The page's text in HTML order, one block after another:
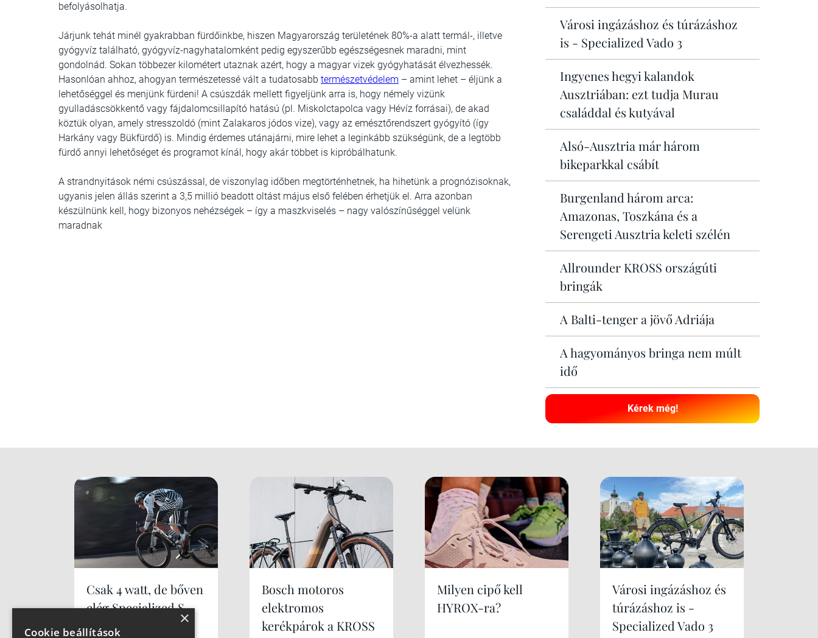
befolyásolhatja.
Járjunk tehát minél gyakrabban fürdőinkbe, hiszen Magyarország területének 80%-a alatt termál-, illetve
gyógyvíz található, gyógyvíz-nagyhatalomként pedig egyszerűbb egészségesnek maradni, mint
gondolnád. Sokan többezer kilométert utaznak azért, hogy a magyar vizek gyógyhatását élvezhessék.
Hasonlóan ahhoz, ahogyan természetessé vált a tudatosabb természetvédelem – amint lehet – éljünk a
lehetőséggel és menjünk fürdeni! A csúszdák mellett figyeljünk arra is, hogy némely vizünk
gyulladáscsökkentő vagy fájdalomcsillapító hatású (pl. Miskolctapolca vagy Hévíz forrásai), de akad
köztük olyan, amely stresszoldó (mint Zalakaros jódos vize), vagy az emésztőrendszert gyógyító (így
Harkány vagy Bükfürdő) is. Mindig érdemes utánajárni, mire lehet a leginkább szükségünk, de a legtöbb
fürdő annyi lehetőséget és programot kínál, hogy akár többet is kipróbálhatunk.
A strandnyitások némi csúszással, de viszonylag időben megtörténhetnek, ha hihetünk a prognózisoknak,
ugyanis jelen állás szerint a 3,5 millió beadott oltást május első felében érhetjük el. Arra azonban
készülnünk kell, hogy bizonyos nehézségek – így a maszkviselés – nagy valószínűséggel velünk
maradnak
Városi ingázáshoz és túrázáshoz
is - Specialized Vado 3
Ingyenes hegyi kalandok
Ausztriában: ezt tudja Murau
családdal és kutyával
Alsó-Ausztria már három
bikeparkkal csábít
Burgenland három arca:
Amazonas, Toszkána és a
Serengeti Ausztria keleti szélén
Allrounder KROSS országúti
bringák
A Balti-tenger a jövő Adriája
A hagyományos bringa nem múlt
idő
Kérek még!
Csak 4 watt, de bőven
elég Specialized S-
Works Tarmac SL9
Bosch motoros
elektromos
kerékpárok a KROSS
Milyen cipő kell
HYROX-ra?
Városi ingázáshoz és
túrázáshoz is -
Specialized Vado 3
×
Cookie beállítások